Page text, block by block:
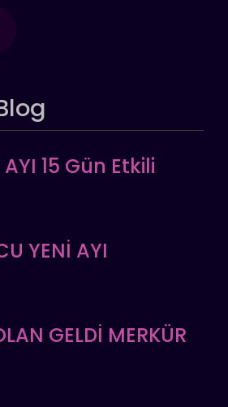
AYI 15 Gün Etkili
YENİ AYI
GELDİ MERKÜR